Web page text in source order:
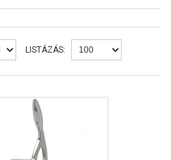
LISTÁZÁS: